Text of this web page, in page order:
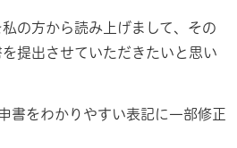
の方から読み上げまして、その
提出させていただきたいと思い
書をわかりやすい表記に一部修正